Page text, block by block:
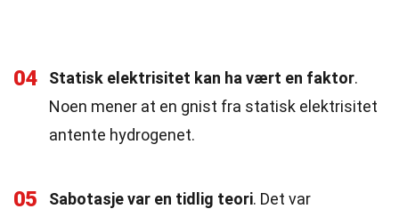
04 Statisk elektrisitet kan ha vært en faktor.
Noen mener at en gnist fra statisk elektrisitet
antente hydrogenet.
05 Sabotasje var en tidlig teori. Det var